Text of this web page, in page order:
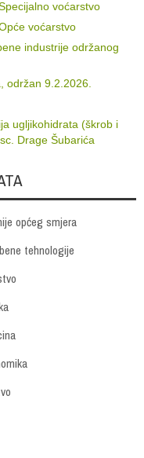
voćarstvo
voćarstvo
industrije održanog
održan 9.2.2026.
ugljikohidrata (škrob i
Drage Šubarića
općeg smjera
tehnologije